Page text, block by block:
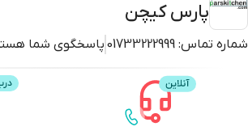
پارس کیچن
شماره تماس: 01733222999 پاسخگوی شما